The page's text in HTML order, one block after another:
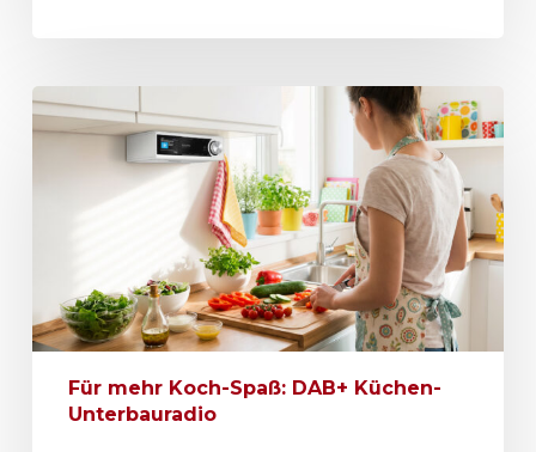
Für mehr Koch-Spaß: DAB+ Küchen-
Unterbauradio